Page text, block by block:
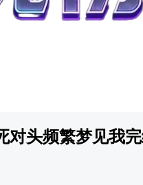
对头频繁梦见我